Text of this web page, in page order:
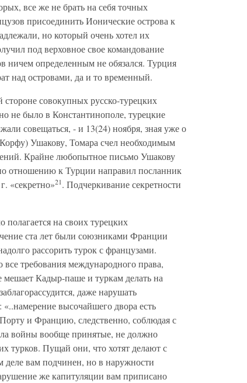
все же не брать на себя точных
присоединить Ионические острова к
но который очень хотел их
под верховное свое командование
ничем определенным не обязался. Турция
над островами, да и то временный.
совокупных русско-турецких
не было в Константинополе, турецкие
совещаться, - и 13(24) ноября, зная уже о
Ушакову, Томара счел необходимым
Крайне любопытное письмо Ушакову
отношению к Турции направил посланник
«секретно»21. Подчеркивание секретности
на своих турецких
ста лет были союзниками Франции
рассорить турок с французами.
требования международного права,
Кадыр-паше и туркам делать на
даже нарушать
высочайшего двора есть
и Францию, следственно, соблюдая с
войны вообще принятые, не должно
турков. Пущай они, что хотят делают с
деле вам подчинен, но в наружности
же капитуляции вам приписано